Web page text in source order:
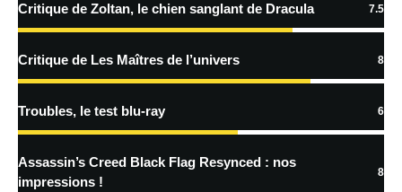
En savoir
traitées
Critique de Zoltan, le chien sanglant de Dracula 7.5
Critique de Les Maîtres de l’univers 8
Troubles, le test blu-ray 6
Assassin’s Creed Black Flag Resynced : nos
impressions !
8